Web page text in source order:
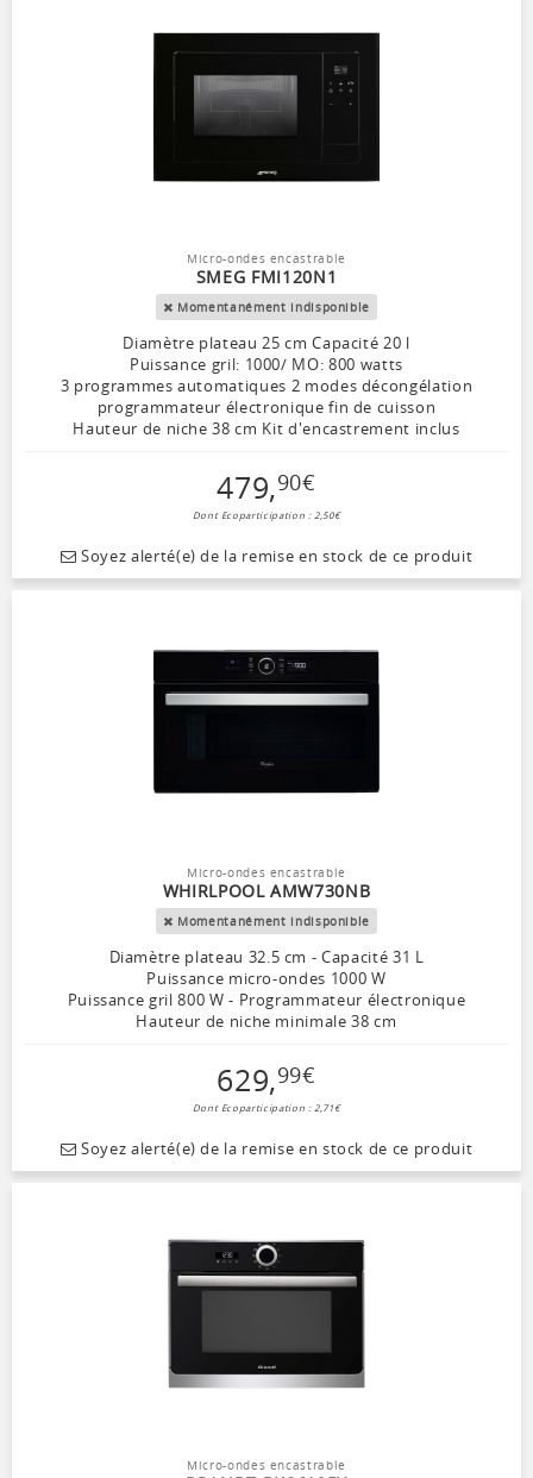
Micro-ondes encastrable
SMEG FMI120N1
Momentanément indisponible
Diamètre plateau 25 cm Capacité 20 l
Puissance gril: 1000/ MO: 800 watts
3 programmes automatiques 2 modes décongélation
programmateur électronique fin de cuisson
Hauteur de niche 38 cm Kit d'encastrement inclus
479,90€
Dont Ecoparticipation : 2,50€
Soyez alerté(e) de la remise en stock de ce produit
Micro-ondes encastrable
WHIRLPOOL AMW730NB
Momentanément indisponible
Diamètre plateau 32.5 cm - Capacité 31 L
Puissance micro-ondes 1000 W
Puissance gril 800 W - Programmateur électronique
Hauteur de niche minimale 38 cm
629,99€
Dont Ecoparticipation : 2,71€
Soyez alerté(e) de la remise en stock de ce produit
Micro-ondes encastrable